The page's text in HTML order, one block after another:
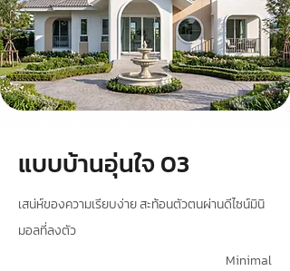
แบบบ้านอุ่นใจ 03
เสน่ห์ของความเรียบง่าย สะท้อนตัวตนผ่านดีไซน์มินิ
มอลที่ลงตัว
Minimal